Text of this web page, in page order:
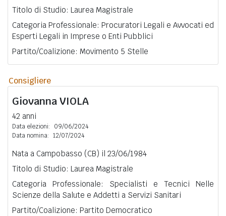
Titolo di Studio: Laurea Magistrale
Categoria Professionale: Procuratori Legali e Avvocati ed
Esperti Legali in Imprese o Enti Pubblici
Partito/Coalizione: Movimento 5 Stelle
Consigliere
GiovannaVIOLA
42 anni
Data elezioni:
09/06/2024
Data nomina: 12/07/2024
Nata a Campobasso (CB) il 23/06/1984
Titolo di Studio: Laurea Magistrale
Categoria Professionale: Specialisti e Tecnici Nelle
Scienze della Salute e Addetti a Servizi Sanitari
Partito/Coalizione: Partito Democratico